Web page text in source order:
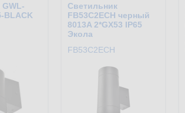
BLACK
Светильник
FB53C2ECH черный
8013A 2*GX53 IP65
Экола
FB53C2ECH